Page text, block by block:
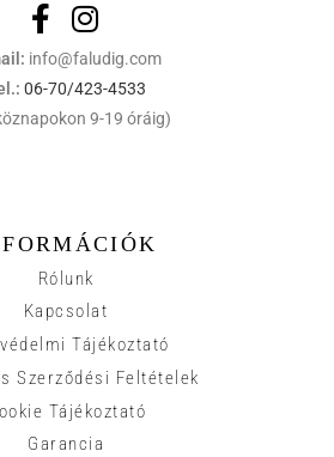
info@faludig.com
06-70/423-4533
9-19 óráig)
Rólunk
Kapcsolat
Tájékoztató
Szerződési Feltételek
Tájékoztató
Garancia